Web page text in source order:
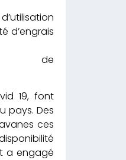
de
19, font
pays. Des
ces
a engagé